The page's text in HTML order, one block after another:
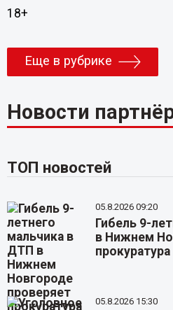
18+
Еще в рубрике
Новости
ТОП новостей
05.8.2026 09:20
Гибель 9-
в Нижнем
прокуратура
05.8.2026 15:30